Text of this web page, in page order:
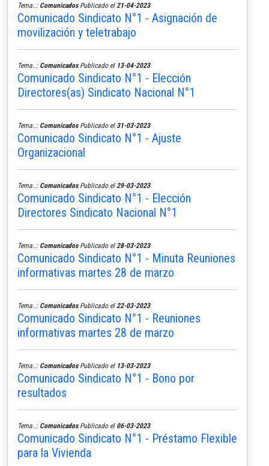
Tema..: ComunicadosPublicado el 21-04-2023
Comunicado Sindicato N°1 - Asignación de
movilización y teletrabajo
Tema..: ComunicadosPublicado el 13-04-2023
Comunicado Sindicato N°1 - Elección
Directores(as) Sindicato Nacional N°1
Tema..: ComunicadosPublicado el 31-03-2023
Comunicado Sindicato N°1 - Ajuste
Organizacional
Tema..: ComunicadosPublicado el 29-03-2023
Comunicado Sindicato N°1 - Elección
Directores Sindicato Nacional N°1
Tema..: ComunicadosPublicado el 28-03-2023
Comunicado Sindicato N°1 - Minuta Reuniones
informativas martes 28 de marzo
Tema..: ComunicadosPublicado el 22-03-2023
Comunicado Sindicato N°1 - Reuniones
informativas martes 28 de marzo
Tema..: ComunicadosPublicado el 13-03-2023
Comunicado Sindicato N°1 - Bono por
resultados
Tema..: ComunicadosPublicado el 06-03-2023
Comunicado Sindicato N°1 - Préstamo Flexible
para la Vivienda